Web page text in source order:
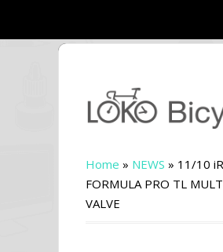
Home » NEWS » 11/10
FORMULA PRO TL
VALVE